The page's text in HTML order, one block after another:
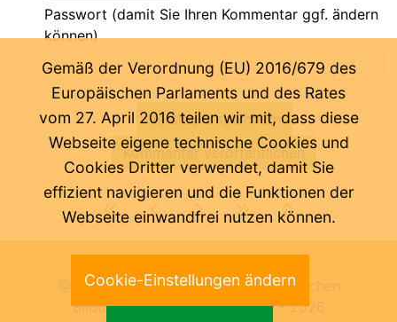
Passwort (damit Sie Ihren Kommentar ggf. ändern
können)
@ Pädagogische Abteilung der Deutschen
Bildungsdirektion Bozen 2000 -2026
Gemäß der Verordnung (EU) 2016/679 des
Europäischen Parlaments und des Rates
vom 27. April 2016 teilen wir mit, dass diese
Webseite eigene technische Cookies und
Cookies Dritter verwendet, damit Sie
effizient navigieren und die Funktionen der
Webseite einwandfrei nutzen können.
Cookie-Einstellungen ändern